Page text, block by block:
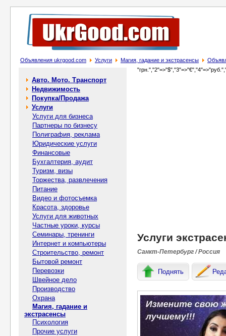
Объявления ukrgood.com Услуги Магия, гадание и экстрасенсы
Авто. Мото. Транспорт
Недвижимость
Покупка/Продажа
Услуги
Услуги для бизнеса
Партнеры по бизнесу
Полиграфия, реклама
Юридические услуги
Финансовые
Бухгалтерия, аудит
Туризм, визы
Торжества, развлечения
Питание
Видео и фотосъемка
Красота, здоровье
Услуги для животных
Частные уроки, курсы
Семинары, тренинги
Интернет и компьютеры
Строительство, ремонт
Бытовой ремонт
Перевозки
Швейное дело
Производство
Охрана
Магия, гадание и
экстрасенсы
Психология
Прочие услуги
Услуги
Санкт-Петербург / Россия
Поднять